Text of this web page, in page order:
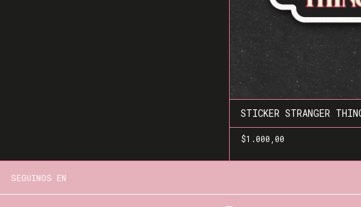
STICKER STRANGER
$1.000,00
SEGUINOS EN